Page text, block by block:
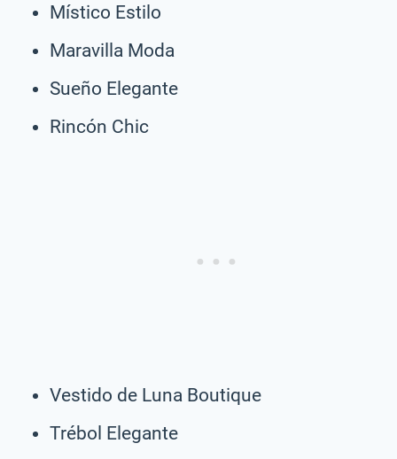
Místico Estilo
Maravilla Moda
Sueño Elegante
Rincón Chic
Vestido de Luna Boutique
Trébol Elegante